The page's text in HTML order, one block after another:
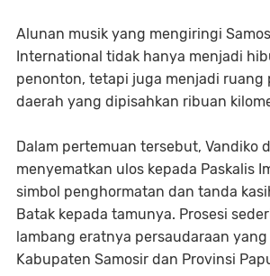
Alunan musik yang mengiringi
International tidak hanya menjadi
penonton, tetapi juga menjadi ruang
daerah yang dipisahkan ribuan
Dalam pertemuan tersebut, Vandiko
menyematkan ulos kepada Paskalis
simbol penghormatan dan tanda
Batak kepada tamunya. Prosesi
lambang eratnya persaudaraan
Kabupaten Samosir dan Provinsi